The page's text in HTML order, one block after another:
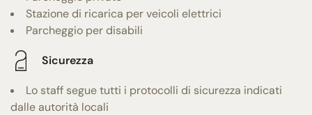
Stazione di ricarica per veicoli elettrici
Parcheggio per disabili
Sicurezza
Lo staff segue tutti i protocolli di sicurezza indicati
dalle autorità locali